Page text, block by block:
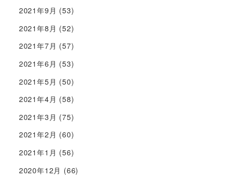
2021年9月 (53)
2021年8月 (52)
2021年7月 (57)
2021年6月 (53)
2021年5月 (50)
2021年4月 (58)
2021年3月 (75)
2021年2月 (60)
2021年1月 (56)
2020年12月 (66)